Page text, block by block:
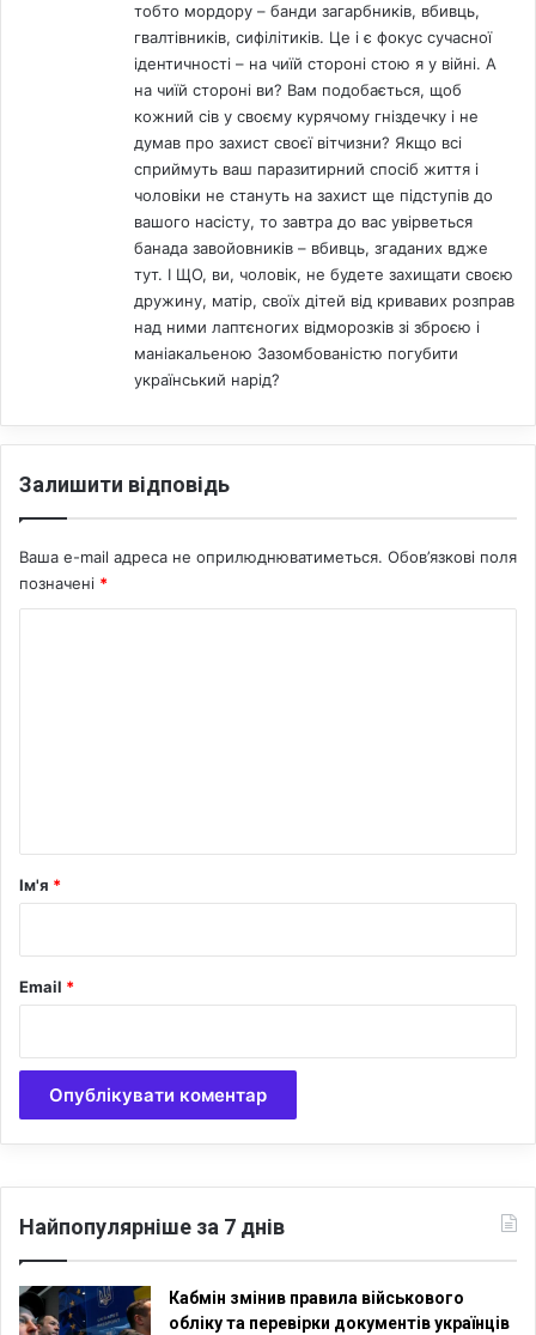
тобто мордору – банди загарбників, вбивць,
гвалтівників, сифілітиків. Це і є фокус сучасної
ідентичності – на чиїй стороні стою я у війні. А
на чиїй стороні ви? Вам подобається, щоб
кожний сів у своєму курячому гніздечку і не
думав про захист своєї вітчизни? Якщо всі
сприймуть ваш паразитирний спосіб життя і
чоловіки не стануть на захист ще підступів до
вашого насісту, то завтра до вас увірветься
банада завойовників – вбивць, згаданих вдже
тут. І ЩО, ви, чоловік, не будете захищати своєю
дружину, матір, своїх дітей від кривавих розправ
над ними лаптєногих відморозків зі зброєю і
маніакальеною Зазомбованістю погубити
український нарід?
Залишити відповідь
Ваша e-mail адреса не оприлюднюватиметься. Обов’язкові поля
позначені *
р
Ім'я *
Email *
Найпопулярніше за 7 днів
Кабмін змінив правила військового
обліку та перевірки документів українців